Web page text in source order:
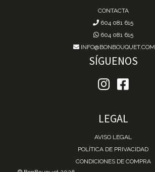
CONTACTA
604 081 615
604 081 615
INFO@BONBOUQUET.COM
SÍGUENOS
LEGAL
AVISO LEGAL
POLÍTICA DE PRIVACIDAD
CONDICIONES DE COMPRA